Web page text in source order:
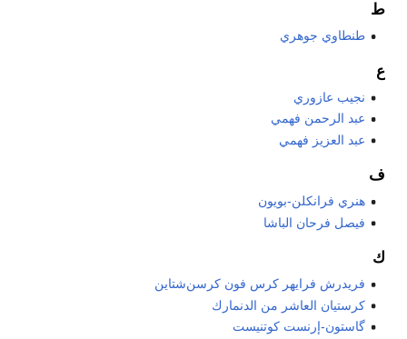
ط
طنطاوي جوهري
ع
نجيب عازوري
عبد الرحمن فهمي
عبد العزيز فهمي
ف
هنري فرانكلن-بويون
فيصل فرحان الباشا
ك
فريدرش فرايهر كرس فون كرسن‌شتاين
كرستيان العاشر من الدنمارك
گاستون-إرنست كوتنيست